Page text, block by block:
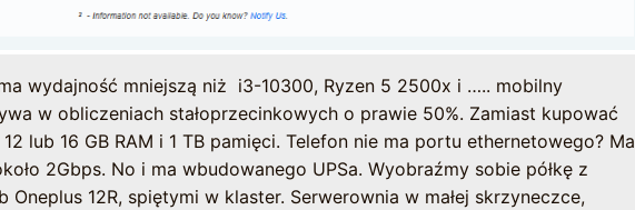
wydajność mniejszą niż i3-10300, Ryzen 5 2500x i ….. mobilny
w obliczeniach stałoprzecinkowych o prawie 50%. Zamiast kupować
lub 16 GB RAM i 1 TB pamięci. Telefon nie ma portu ethernetowego? Ma
2Gbps. No i ma wbudowanego UPSa. Wyobraźmy sobie półkę z
12R, spiętymi w klaster. Serwerownia w małej skrzyneczce,